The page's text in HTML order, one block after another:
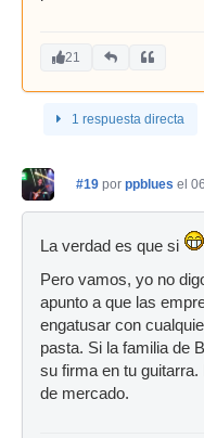
21
1 respuesta directa
#19 por ppblues el
La verdad es que si
Pero vamos, yo no
apunto a que las
engatusar con
pasta. Si la familia de
su firma en tu
de mercado.